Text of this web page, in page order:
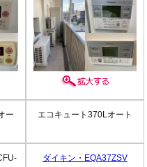
ー
エコキュート370Lオート
ダイキン・EQA37ZSV